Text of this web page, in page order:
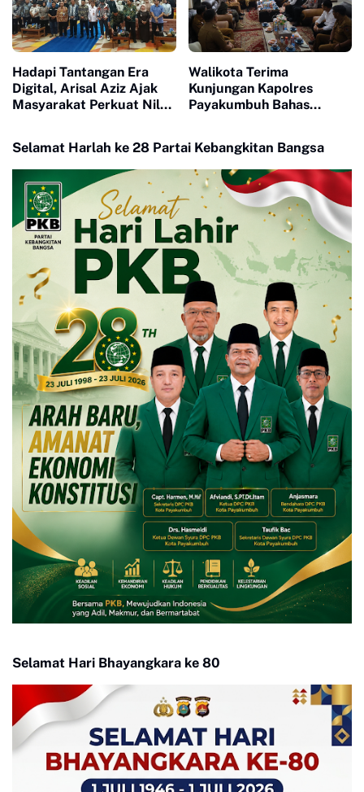
Hadapi Tantangan Era
Digital, Arisal Aziz Ajak
Masyarakat Perkuat Nilai
Walikota Terima
Kunjungan Kapolres
Payakumbuh Bahas
Selamat Harlah ke 28 Partai Kebangkitan Bangsa
Selamat Hari Bhayangkara ke 80